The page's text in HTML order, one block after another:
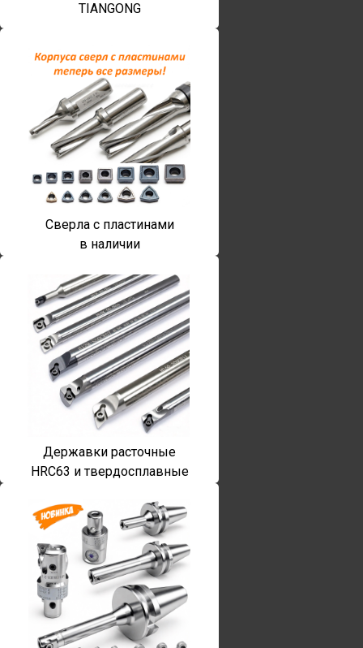
TIANGONG
Сверла с пластинами
в наличии
Державки расточные
HRC63 и твердосплавные